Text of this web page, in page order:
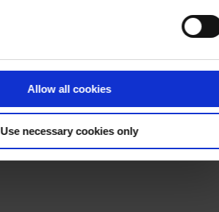
Allow all cookies
Use necessary cookies only